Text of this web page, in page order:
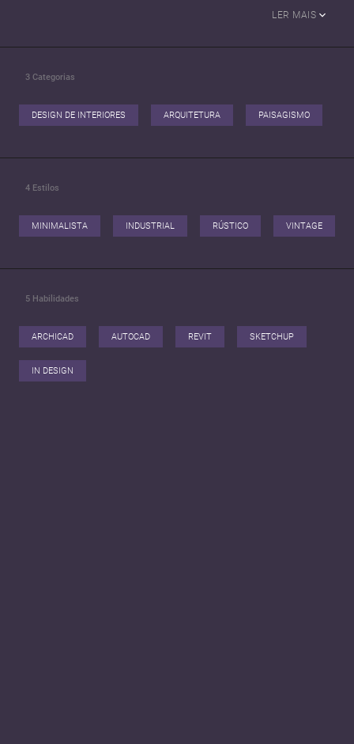
LER MAIS
3 Categorias
DESIGN DE INTERIORES ARQUITETURA PAISAGISMO
4 Estilos
MINIMALISTA INDUSTRIAL RÚSTICO VINTAGE
5 Habilidades
ARCHICAD AUTOCAD REVIT SKETCHUP
IN DESIGN